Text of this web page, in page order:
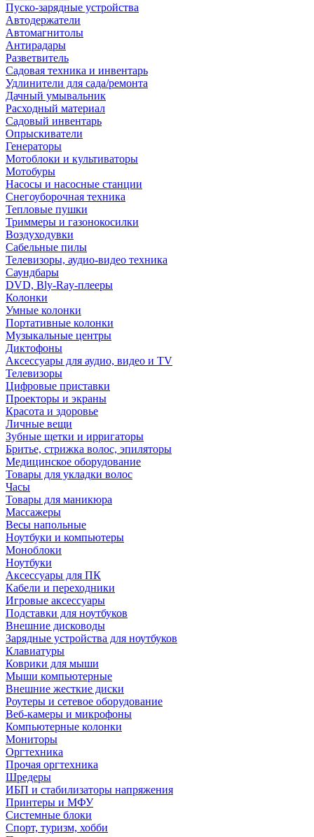
Пуско-зарядные устройства
Автодержатели
Автомагнитолы
Антирадары
Разветвитель
Садовая техника и инвентарь
Удлинители для сада/ремонта
Дачный умывальник
Расходный материал
Садовый инвентарь
Опрыскиватели
Генераторы
Мотоблоки и культиваторы
Мотобуры
Насосы и насосные станции
Снегоуборочная техника
Тепловые пушки
Триммеры и газонокосилки
Воздуходувки
Сабельные пилы
Телевизоры, аудио-видео техника
Саундбары
DVD, Bly-Ray-плееры
Колонки
Умные колонки
Портативные колонки
Музыкальные центры
Диктофоны
Аксессуары для аудио, видео и TV
Телевизоры
Цифровые приставки
Проекторы и экраны
Красота и здоровье
Личные вещи
Зубные щетки и ирригаторы
Бритье, стрижка волос, эпиляторы
Медицинское оборудование
Товары для укладки волос
Часы
Товары для маникюра
Массажеры
Весы напольные
Ноутбуки и компьютеры
Моноблоки
Ноутбуки
Аксессуары для ПК
Кабели и переходники
Игровые аксессуары
Подставки для ноутбуков
Внешние дисководы
Зарядные устройства для ноутбуков
Клавиатуры
Коврики для мыши
Мыши компьютерные
Внешние жесткие диски
Роутеры и сетевое оборудование
Веб-камеры и микрофоны
Компьютерные колонки
Мониторы
Оргтехника
Прочая оргтехника
Шредеры
ИБП и стабилизаторы напряжения
Принтеры и МФУ
Системные блоки
Спорт, туризм, хобби